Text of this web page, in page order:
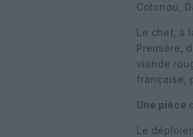
Cotonou,
Le chef, à
Première,
viande
française,
Une pièce
Le